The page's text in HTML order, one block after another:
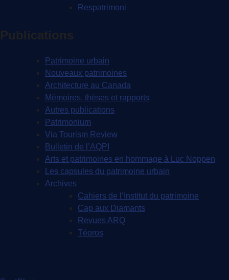
Respatrimoni
Publications
Patrimoine urbain
Nouveaux patrimoines
Architecture au Canada
Mémoires, thèses et rapports
Autres publications
Patrimonium
Via Tourism Review
Bulletin de l’AQPI
Arts et patrimoines en hommage à Luc Noppen
Les capsules du patrimoine urbain
Archives
Cahiers de l’Institut du patrimoine
Cap aux Diamants
Revues ARQ
Téoros